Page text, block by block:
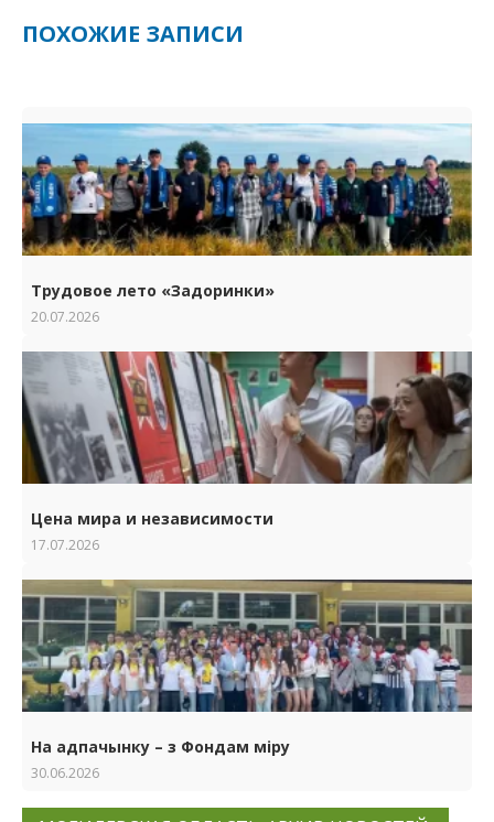
ПОХОЖИЕ ЗАПИСИ
Трудовое лето «Задоринки»
20.07.2026
Цена мира и независимости
17.07.2026
На адпачынку – з Фондам міру
30.06.2026